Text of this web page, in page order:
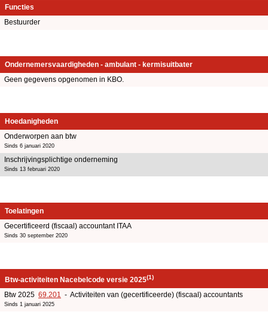
Functies
Bestuurder
Ondernemersvaardigheden - ambulant - kermisuitbater
Geen gegevens opgenomen in KBO.
Hoedanigheden
Onderworpen aan btw
Sinds 6 januari 2020
Inschrijvingsplichtige onderneming
Sinds 13 februari 2020
Toelatingen
Gecertificeerd (fiscaal) accountant ITAA
Sinds 30 september 2020
Btw-activiteiten Nacebelcode versie 2025(1)
Btw 2025 69.201 - Activiteiten van (gecertificeerde) (fiscaal) accountants
Sinds 1 januari 2025